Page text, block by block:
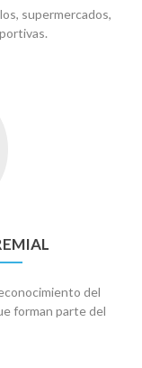
supermercados,
del
forman parte del